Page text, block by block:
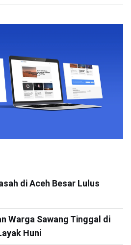
di Aceh Besar Lulus
Warga Sawang Tinggal di
Huni